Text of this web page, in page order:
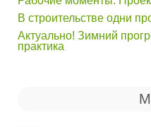
В строительстве одни
Актуально! Зимний
практика